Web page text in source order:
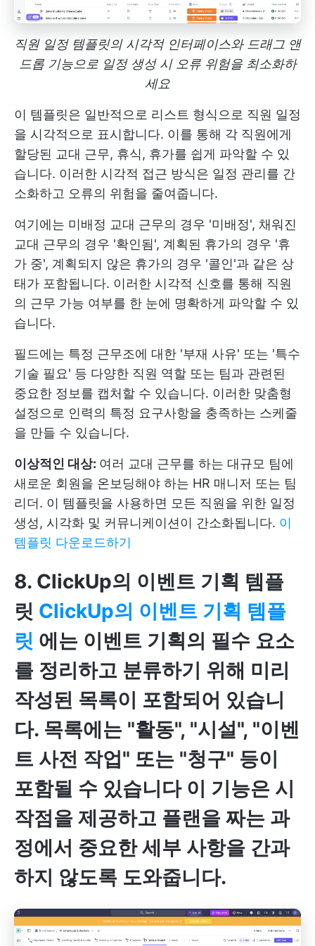
직원 일정 템플릿의 시각적 인터페이스와 드래그 앤
드롭 기능으로 일정 생성 시 오류 위험을 최소화하
세요
이 템플릿은 일반적으로 리스트 형식으로 직원 일정
을 시각적으로 표시합니다. 이를 통해 각 직원에게
할당된 교대 근무, 휴식, 휴가를 쉽게 파악할 수 있
습니다. 이러한 시각적 접근 방식은 일정 관리를 간
소화하고 오류의 위험을 줄여줍니다.
여기에는 미배정 교대 근무의 경우 '미배정', 채워진
교대 근무의 경우 '확인됨', 계획된 휴가의 경우 '휴
가 중', 계획되지 않은 휴가의 경우 '콜인'과 같은 상
태가 포함됩니다. 이러한 시각적 신호를 통해 직원
의 근무 가능 여부를 한 눈에 명확하게 파악할 수 있
습니다.
필드에는 특정 근무조에 대한 '부재 사유' 또는 '특수
기술 필요' 등 다양한 직원 역할 또는 팀과 관련된
중요한 정보를 캡처할 수 있습니다. 이러한 맞춤형
설정으로 인력의 특정 요구사항을 충족하는 스케줄
을 만들 수 있습니다.
이상적인 대상: 여러 교대 근무를 하는 대규모 팀에
새로운 회원을 온보딩해야 하는 HR 매니저 또는 팀
리더. 이 템플릿을 사용하면 모든 직원을 위한 일정
생성, 시각화 및 커뮤니케이션이 간소화됩니다. 이
템플릿 다운로드하기
8. ClickUp의 이벤트 기획 템플
릿 ClickUp의 이벤트 기획 템플
릿 에는 이벤트 기획의 필수 요소
를 정리하고 분류하기 위해 미리
작성된 목록이 포함되어 있습니
다. 목록에는 "활동", "시설", "이벤
트 사전 작업" 또는 "청구" 등이
포함될 수 있습니다 이 기능은 시
작점을 제공하고 플랜을 짜는 과
정에서 중요한 세부 사항을 간과
하지 않도록 도와줍니다.